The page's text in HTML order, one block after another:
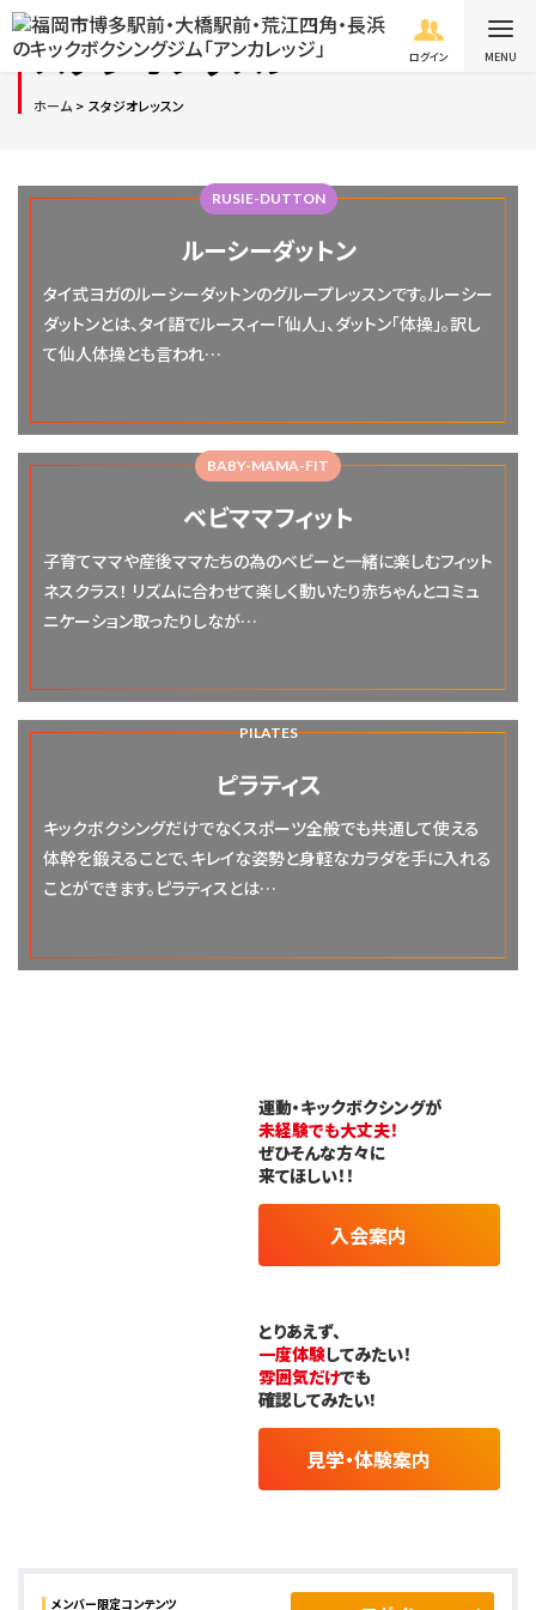
ログイン
スタジオレッスン
ホーム スタジオレッスン
RUSIE-DUTTON
ルーシーダットン
タイ式ヨガのルーシーダットンのグループレッスンです。ルーシー
ダットンとは、タイ語でルースィー「仙人」、ダットン「体操」。訳し
て仙人体操とも言われ…
BABY-MAMA-FIT
ベビママフィット
子育てママや産後ママたちの為のベビーと一緒に楽しむフィット
ネスクラス！ リズムに合わせて楽しく動いたり赤ちゃんとコミュ
ニケーション取ったりしなが…
PILATES
ピラティス
キックボクシングだけでなくスポーツ全般でも共通して使える
体幹を鍛えることで、キレイな姿勢と身軽なカラダを手に入れる
ことができます。ピラティスとは…
運動・キックボクシングが
未経験でも大丈夫！
ぜひそんな方々に
来てほしい！！
入会案内
とりあえず、
一度体験してみたい！
雰囲気だけでも
確認してみたい!
見学・体験案内
メンバー限定コンテンツ